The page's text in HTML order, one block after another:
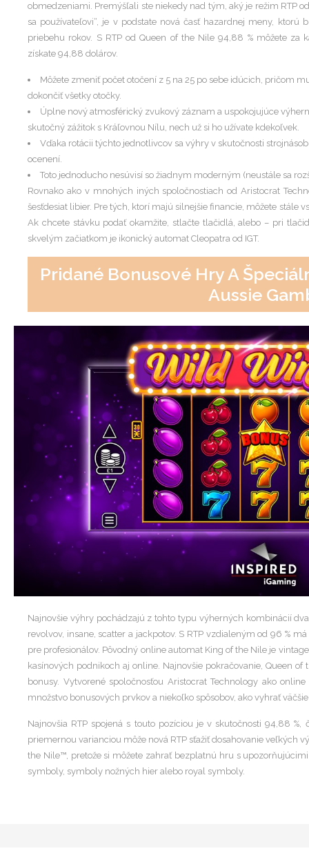
obmedzeniami. Premýšľali ste niekedy nad tým, aký je režim RTP
sa používateľovi“, je v podstate nová časť hazardnej meny, ktorú
priebehu rokov. S RTP od Queen of the Nile 94,88 % môžete za
získate 94,88 dolárov.
Môžete zmeniť počet otočení z 5 na 25 po sebe idúcich, pričom
dokončiť všetky otočky.
Úplne nový atmosférický zvukový záznam a uspokojujúce
skutočný zážitok s Kráľovnou Nílu, nech už si ho užívate kdekoľvek.
Vďaka rotácii týchto jednotlivcov sa výhry v skutočnosti
ocenení.
Toto jednoducho nesúvisí so žiadnym moderným (neustále sa
Rovnako ako v mnohých iných spoločnostiach od Aristocrat
šesťdesiat libier. Pre tých, ktorí majú silnejšie financie, môžete stále
Ak chcete stávku podať okamžite, stlačte tlačidlá, alebo – pri
skvelým začiatkom je ikonický automat Cleopatra od IGT.
Pridané Bonusové Hry A
Aussie
Najnovšie výhry pochádzajú z tohto typu výherných kombinácií
revolvov, insane, scatter a jackpotov. S RTP vzdialeným od 96 %
pre profesionálov. Pôvodný online automat King of the Nile je
kasínových podnikoch aj online. Najnovšie pokračovanie, Queen
bonusy. Vytvorené spoločnosťou Aristocrat Technology ako
množstvo bonusových prvkov a niekoľko spôsobov, ako vyhrať
Najnovšia RTP spojená s touto pozíciou je v skutočnosti 94,88
priemernou varianciou môže nová RTP sťažiť dosahovanie veľkých
the Nile™, pretože si môžete zahrať bezplatnú hru s
symboly, symboly nožných hier alebo royal symboly.